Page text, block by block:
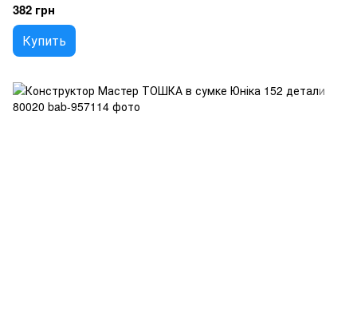
382 грн
Купить